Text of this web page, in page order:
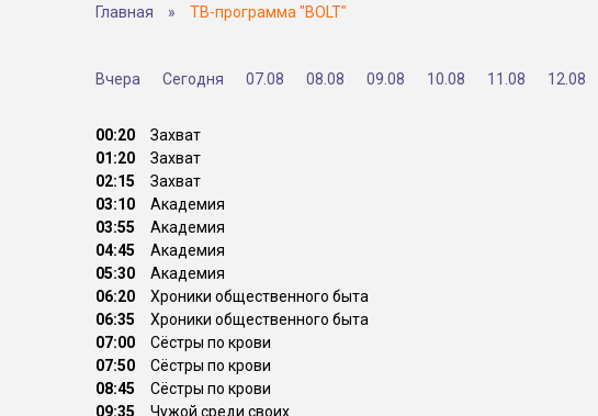
Главная » ТВ-программа "BOLT"
Вчера Сегодня 07.08 08.08 09.08 10.08 11.08 12.08
00:20
Захват
01:20
Захват
02:15
Захват
03:10
Академия
03:55
Академия
04:45
Академия
05:30
Академия
06:20
Хроники общественного быта
06:35
Хроники общественного быта
07:00
Сёстры по крови
07:50
Сёстры по крови
08:45
Сёстры по крови
09:35
Чужой среди своих